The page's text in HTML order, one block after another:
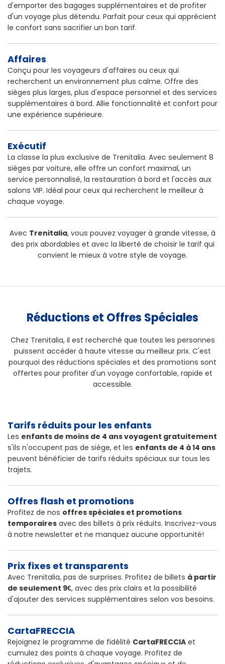
d'emporter des bagages supplémentaires et de profiter
d'un voyage plus détendu. Parfait pour ceux qui apprécient
le confort sans sacrifier un bon tarif.
Affaires
Conçu pour les voyageurs d'affaires ou ceux qui
recherchent un environnement plus calme. Offre des
sièges plus larges, plus d'espace personnel et des services
supplémentaires à bord. Allie fonctionnalité et confort pour
une expérience supérieure.
Exécutif
La classe la plus exclusive de Trenitalia. Avec seulement 8
sièges par voiture, elle offre un confort maximal, un
service personnalisé, la restauration à bord et l'accès aux
salons VIP. Idéal pour ceux qui recherchent le meilleur à
chaque voyage.
Avec Trenitalia, vous pouvez voyager à grande vitesse, à
des prix abordables et avec la liberté de choisir le tarif qui
convient le mieux à votre style de voyage.
Réductions et Offres Spéciales
Chez Trenitalia, il est recherché que toutes les personnes
puissent accéder à haute vitesse au meilleur prix. C'est
pourquoi des réductions spéciales et des promotions sont
offertes pour profiter d'un voyage confortable, rapide et
accessible.
Tarifs réduits pour les enfants
Les enfants de moins de 4 ans voyagent gratuitement
s'ils n'occupent pas de siège, et les enfants de 4 à 14 ans
peuvent bénéficier de tarifs réduits spéciaux sur tous les
trajets.
Offres flash et promotions
Profitez de nos offres spéciales et promotions
temporaires avec des billets à prix réduits. Inscrivez-vous
à notre newsletter et ne manquez aucune opportunité!
Prix fixes et transparents
Avec Trenitalia, pas de surprises. Profitez de billets à partir
de seulement 9€, avec des prix clairs et la possibilité
d'ajouter des services supplémentaires selon vos besoins.
CartaFRECCIA
Rejoignez le programme de fidélité CartaFRECCIA et
cumulez des points à chaque voyage. Profitez de